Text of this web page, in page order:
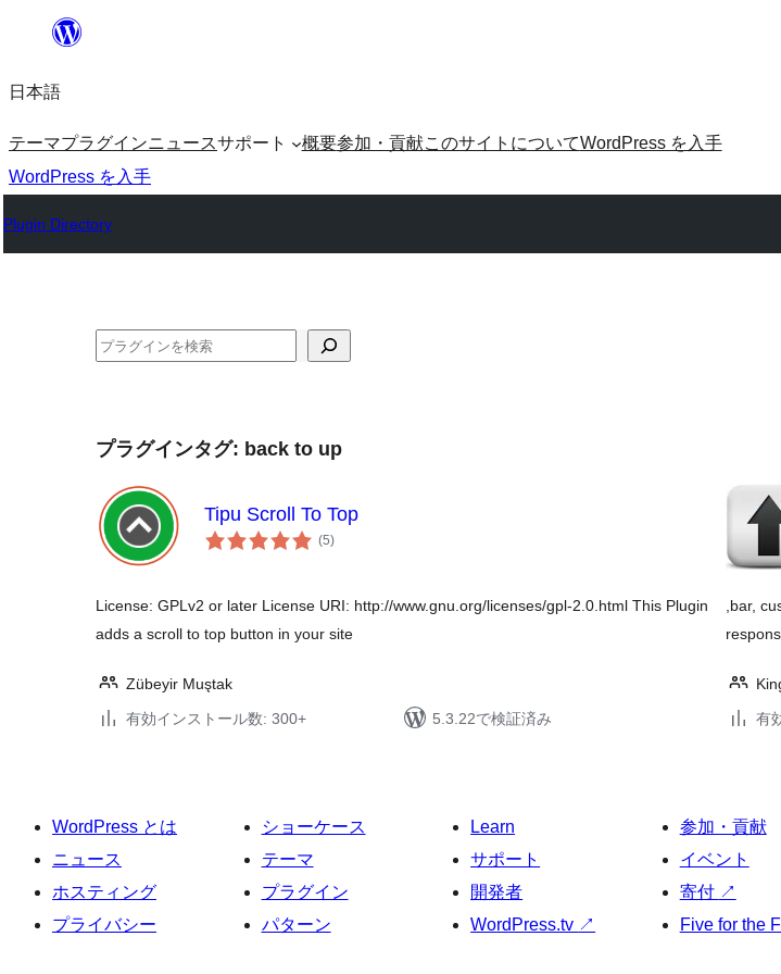
を
ッ
プ
日本語
テーマプラグインニュースサポート 概要参加・貢献このサイトについてWordPress を入手
WordPress を入手
Plugin Directory
検
プラグインタグ: back to up
Tipu Scroll To Top
(5個
の)
License: GPLv2 or later License URI: http://www.gnu.org/licenses/gpl-2.0.html This Plugin
adds a scroll to top button in your site
Zübeyir Muştak
有効インストール数: 300+
5.3.22で検証済み
,bar,
有
WordPress とは
ニュース
ホスティング
プライバシー
ショーケース
テーマ
プラグイン
パターン
Learn
サポート
開発者
WordPress.tv ↗
参加・貢献
イベント
寄付 ↗
Five for the